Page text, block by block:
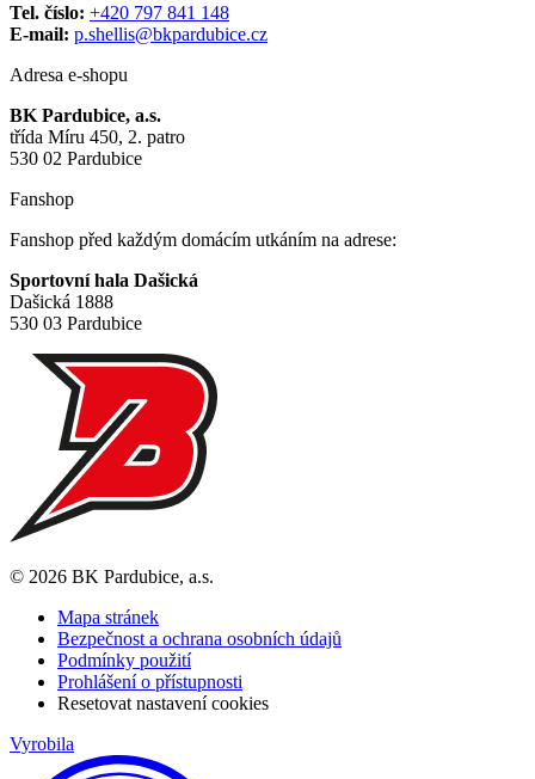
Tel. číslo: +420 797 841 148
E-mail: p.shellis@bkpardubice.cz
Adresa e-shopu
BK Pardubice, a.s.
třída Míru 450, 2. patro
530 02 Pardubice
Fanshop
Fanshop před každým domácím utkáním na adrese:
Sportovní hala Dašická
Dašická 1888
530 03 Pardubice
© 2026 BK Pardubice, a.s.
Mapa stránek
Bezpečnost a ochrana osobních údajů
Podmínky použití
Prohlášení o přístupnosti
Resetovat nastavení cookies
Vyrobila